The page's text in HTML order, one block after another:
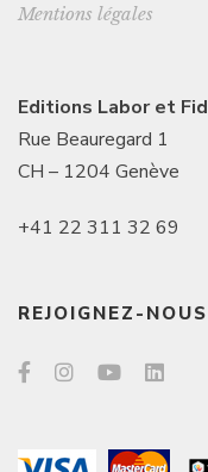
Mentions légales
Editions Labor et
Rue Beauregard 1
CH – 1204 Genève
+41 22 311 32 69
REJOIGNEZ-NOUS